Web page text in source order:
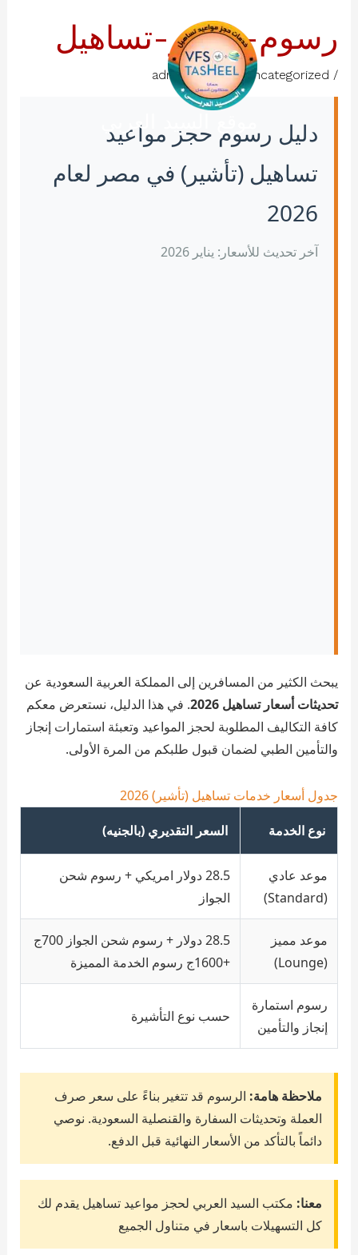
المحتوى
موقع السيد العربي
رسوم-تاشير-تساهيل
/
Uncategorized/ بواسطة admin
دليل رسوم حجز مواعيد
تساهيل (تأشير) في مصر لعام
2026
آخر تحديث للأسعار: يناير 2026
يبحث الكثير من المسافرين إلى المملكة العربية السعودية عن
تحديثات أسعار تساهيل 2026
. في هذا الدليل، نستعرض معكم
كافة التكاليف المطلوبة لحجز المواعيد وتعبئة استمارات إنجاز
والتأمين الطبي لضمان قبول طلبكم من المرة الأولى.
جدول أسعار خدمات تساهيل (تأشير) 2026
نوع الخدمة
السعر التقديري (بالجنيه)
موعد عادي
(Standard)
28.5 دولار امريكي + رسوم شحن
الجواز
موعد مميز
(Lounge)
28.5 دولار + رسوم شحن الجواز 700ج
+1600ج رسوم الخدمة المميزة
رسوم استمارة
إنجاز والتأمين
حسب نوع التأشيرة
ملاحظة هامة: الرسوم قد تتغير بناءً على سعر صرف
العملة وتحديثات السفارة والقنصلية السعودية. نوصي
دائماً بالتأكد من الأسعار النهائية قبل الدفع.
معنا: مكتب السيد العربي لحجز مواعيد تساهيل يقدم لك
كل التسهيلات باسعار في متناول الجميع